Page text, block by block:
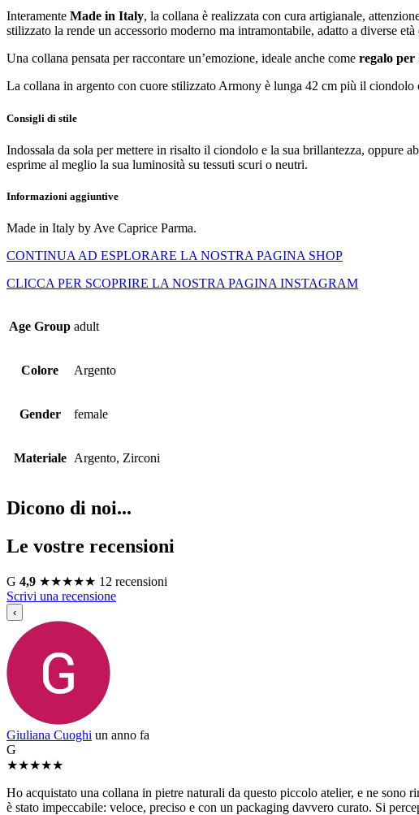
Interamente Made in Italy, la collana è realizzata con cura artigianale,
stilizzato la rende un accessorio moderno ma intramontabile, adatto a diverse età
Una collana pensata per raccontare un’emozione, ideale anche come regalo per
La collana in argento con cuore stilizzato Armony è lunga 42 cm più il ciondolo
Consigli di stile
Indossala da sola per mettere in risalto il ciondolo e la sua brillantezza,
esprime al meglio la sua luminosità su tessuti scuri o neutri.
Informazioni aggiuntive
Made in Italy by Ave Caprice Parma.
CONTINUA AD ESPLORARE LA NOSTRA PAGINA SHOP
CLICCA PER SCOPRIRE LA NOSTRA PAGINA INSTAGRAM
Age Group adult
Colore Argento
Gender female
Materiale Argento, Zirconi
Dicono di noi...
Le vostre recensioni
G 4,9 ★★★★★ 12 recensioni
Scrivi una recensione
‹
Giuliana Cuoghi un anno fa
G
★★★★★
Ho acquistato una collana in pietre naturali da questo piccolo atelier, e ne
è stato impeccabile: veloce, preciso e con un packaging davvero curato. Si